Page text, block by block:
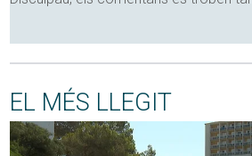
EL MÉS LLEGIT